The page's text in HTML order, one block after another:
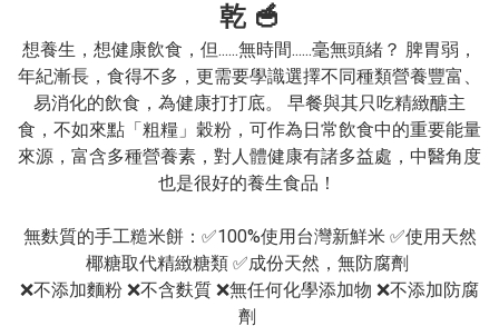
乾 🥣
想養生，想健康飲食，但......無時間......毫無頭緒？ 脾胃弱，
年紀漸長，食得不多，更需要學識選擇不同種類營養豐富、
易消化的飲食，為健康打打底。 早餐與其只吃精緻醣主
食，不如來點「粗糧」穀粉，可作為日常飲食中的重要能量
來源，富含多種營養素，對人體健康有諸多益處，中醫角度
也是很好的養生食品！
無麩質的手工糙米餅：✅100%使用台灣新鮮米 ✅使用天然
椰糖取代精緻糖類 ✅成份天然，無防腐劑
❌不添加麵粉 ❌不含麩質 ❌無任何化學添加物 ❌不添加防腐
劑